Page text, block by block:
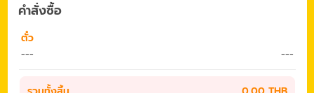
คำสั่งซื้อ
ตั๋ว
---
---